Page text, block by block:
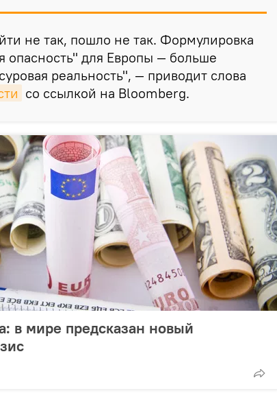
не так, пошло не так. Формулировка
опасность" для Европы — больше
реальность", — приводит слова
со ссылкой на Bloomberg.
в мире предсказан новый